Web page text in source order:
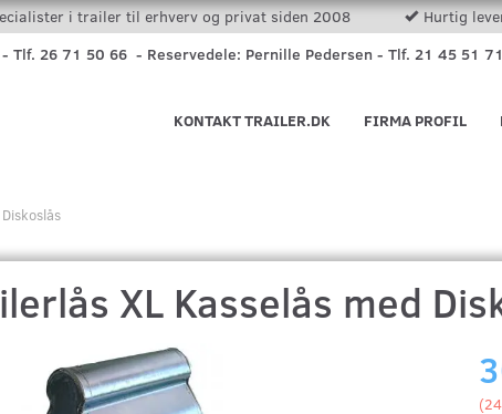
i trailer til erhverv og privat siden 2008
Hurtig
Tlf. 26 71 50 66 - Reservedele: Pernille Pedersen - Tlf. 21 45 51
FIRMA PROFIL
KONTAKT TRAILER.DK
XL Kasselås med
(